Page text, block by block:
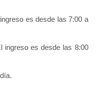
es desde las 7:00 a
ingreso es desde las 8:00